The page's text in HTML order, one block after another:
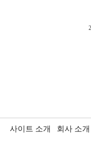
사이트 소개 회사 소개